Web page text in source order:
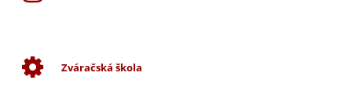
Zváračská škola